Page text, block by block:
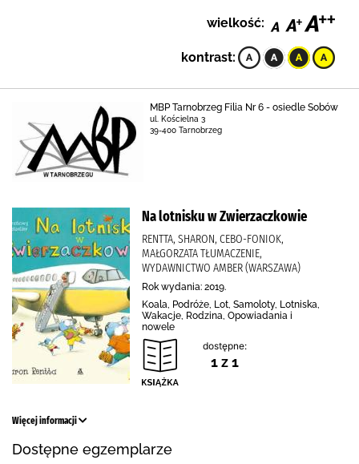
wielkość:
kontrast:
MBP Tarnobrzeg Filia Nr 6 - osiedle Sobów
ul. Kościelna 3
39-400 Tarnobrzeg
Na lotnisku w Zwierzaczkowie
RENTTA, SHARON, CEBO-FONIOK,
MAŁGORZATA TŁUMACZENIE,
WYDAWNICTWO AMBER (WARSZAWA)
Rok wydania: 2019.
Koala, Podróże, Lot, Samoloty, Lotniska,
Wakacje, Rodzina, Opowiadania i
nowele
dostępne:
1 z 1
Więcej informacji
Dostępne egzemplarze